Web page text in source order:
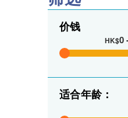
价钱
HK$0
适合年龄：